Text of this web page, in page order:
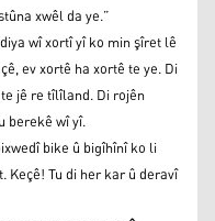
xwêl da ye.”
wî xortî yî ko min şîret lê
ev xortê ha xortê te ye. Di
jê re tîlîland. Di rojên
berekê wî yî.
bike û bigîhînî ko li
Keçê! Tu di her kar û deravî